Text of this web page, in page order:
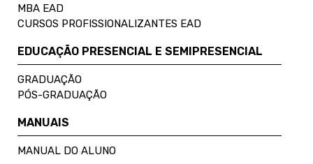
MBA EAD
CURSOS PROFISSIONALIZANTES EAD
EDUCAÇÃO PRESENCIAL E SEMIPRESENCIAL
GRADUAÇÃO
PÓS-GRADUAÇÃO
MANUAIS
MANUAL DO ALUNO